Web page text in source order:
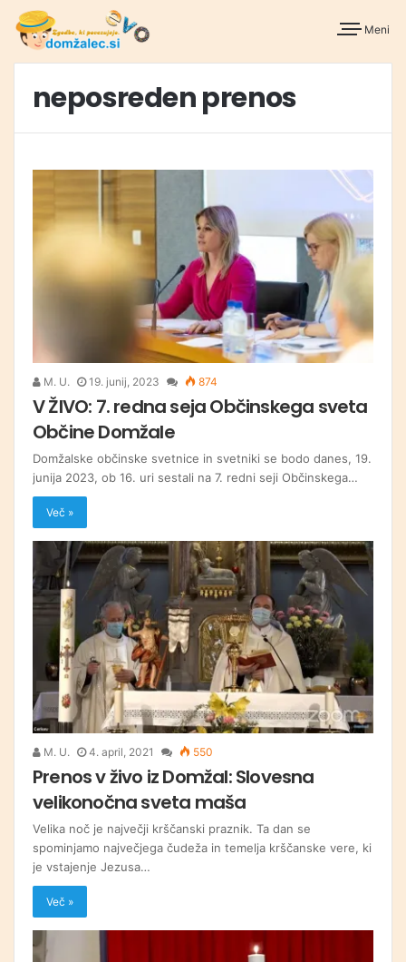
Meni
neposreden prenos
M. U. 19. junij, 2023 874
V ŽIVO: 7. redna seja Občinskega sveta
Občine Domžale
Domžalske občinske svetnice in svetniki se bodo danes, 19.
junija 2023, ob 16. uri sestali na 7. redni seji Občinskega…
Več »
M. U. 4. april, 2021 550
Prenos v živo iz Domžal: Slovesna
velikonočna sveta maša
Velika noč je največji krščanski praznik. Ta dan se
spominjamo največjega čudeža in temelja krščanske vere, ki
je vstajenje Jezusa…
Več »